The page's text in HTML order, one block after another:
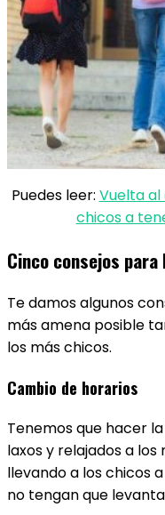
Puedes leer: Vuelta al
chicos a
Cinco consejos
Te damos algunos
más amena posible
los más chicos.
Cambio de horarios
Tenemos que hacer
laxos y relajados a
llevando a los chicos
no tengan que